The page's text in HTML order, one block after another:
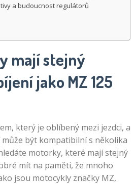
a budoucnost regulátorů
mají stejný
jako MZ 125
který je oblíbený mezi jezdci, a
být kompatibilní s několika
motorky, které mají stejný
mít na paměti, že mnoho
jsou motocykly značky MZ,